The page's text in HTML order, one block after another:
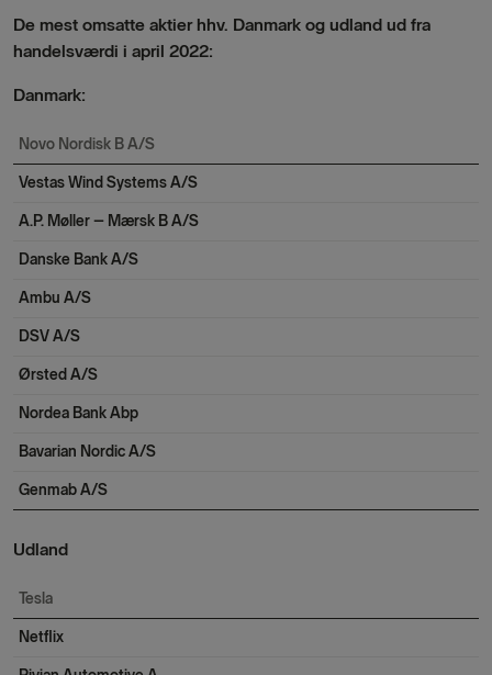
De mest omsatte aktier hhv. Danmark og udland ud fra
handelsværdi i april 2022:
Danmark:
Novo Nordisk B A/S
Vestas Wind Systems A/S
A.P. Møller – Mærsk B A/S
Danske Bank A/S
Ambu A/S
DSV A/S
Ørsted A/S
Nordea Bank Abp
Bavarian Nordic A/S
Genmab A/S
Udland
Tesla
Netflix